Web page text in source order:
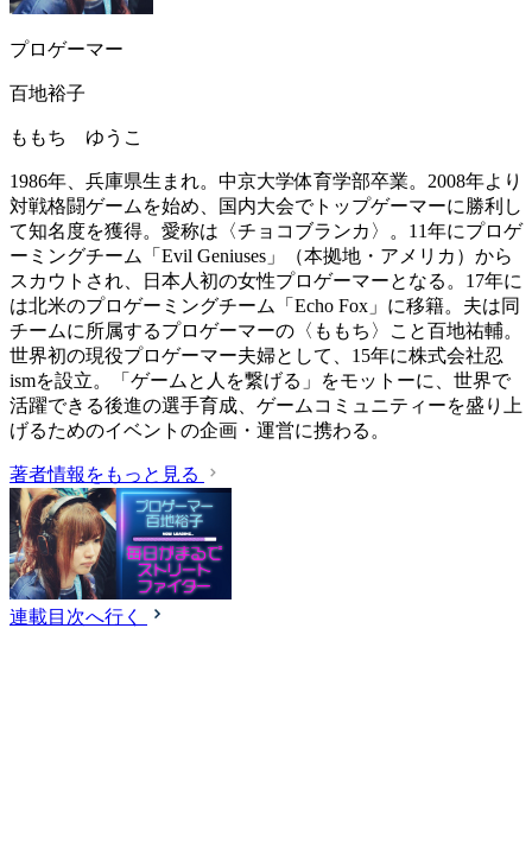
プロゲーマー
百地裕子
ももち ゆうこ
1986年、兵庫県生まれ。中京大学体育学部卒業。2008年より
対戦格闘ゲームを始め、国内大会でトップゲーマーに勝利し
て知名度を獲得。愛称は〈チョコブランカ〉。11年にプロゲ
ーミングチーム「Evil Geniuses」（本拠地・アメリカ）から
スカウトされ、日本人初の女性プロゲーマーとなる。17年に
は北米のプロゲーミングチーム「Echo Fox」に移籍。夫は同
チームに所属するプロゲーマーの〈ももち〉こと百地祐輔。
世界初の現役プロゲーマー夫婦として、15年に株式会社忍
ismを設立。「ゲームと人を繋げる」をモットーに、世界で
活躍できる後進の選手育成、ゲームコミュニティーを盛り上
げるためのイベントの企画・運営に携わる。
著者情報をもっと見る
連載目次へ行く